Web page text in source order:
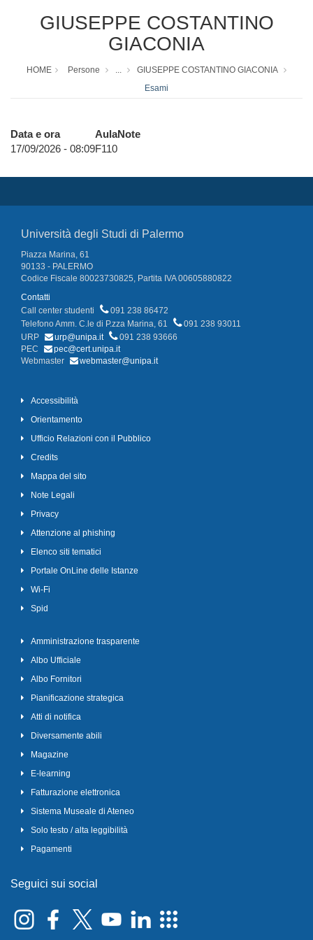
GIUSEPPE COSTANTINO
GIACONIA
HOME Persone ...
GIUSEPPE COSTANTINO GIACONIA
Esami
Data e ora AulaNote
17/09/2026 - 08:09F110
Università degli Studi di Palermo
Piazza Marina, 61
90133 - PALERMO
Codice Fiscale 80023730825, Partita IVA 00605880822
Contatti
Call center studenti
091 238 86472
Telefono Amm. C.le di P.zza Marina, 61
091 238 93011
URP
urp@unipa.it
091 238 93666
PEC
pec@cert.unipa.it
Webmaster
webmaster@unipa.it
Accessibilità
Orientamento
Ufficio Relazioni con il Pubblico
Credits
Mappa del sito
Note Legali
Privacy
Attenzione al phishing
Elenco siti tematici
Portale OnLine delle Istanze
Wi-Fi
Spid
Amministrazione trasparente
Albo Ufficiale
Albo Fornitori
Pianificazione strategica
Atti di notifica
Diversamente abili
Magazine
E-learning
Fatturazione elettronica
Sistema Museale di Ateneo
Solo testo / alta leggibilità
Pagamenti
Seguici sui social